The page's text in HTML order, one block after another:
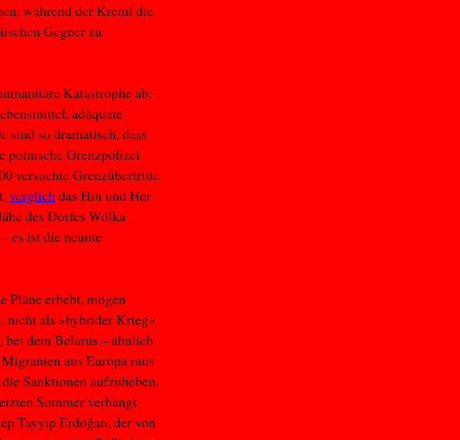
während der Kreml die
Gegner zu
Katastrophe ab:
adäquate
sind so dramatisch, dass
polnische Grenzpolizei
versuchte Grenzübertritte
verglichdas Hin und Her
des Dorfes Wólka
es ist die neunte
Pläne erhebt, mögen
nicht als »hybrider Krieg«
bei dem Belarus – ähnlich
aus Europa raus
Sanktionen aufzuheben,
Sommer verhängt
Tayyip Erdoğan, der von